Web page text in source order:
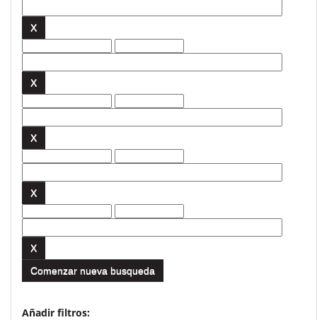
Comenzar nueva busqueda
Añadir filtros: